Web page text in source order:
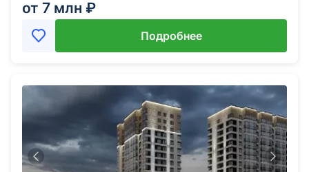
от 7 млн ₽
Подробнее